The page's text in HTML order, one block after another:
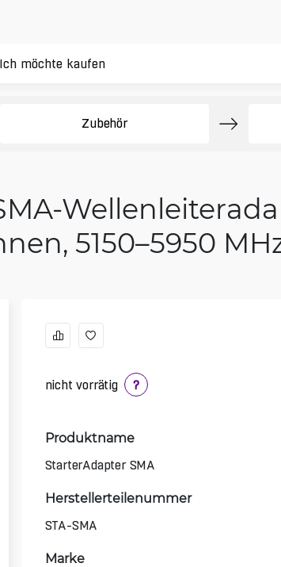
Zubehör
5150–5950
nicht vorrätig ?
Produktname
StarterAdapter SMA
Herstellerteilenummer
STA-SMA
Marke